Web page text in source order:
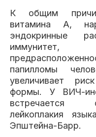
К общим
витамина А,
эндокринные
иммунитет,
папилломы
увеличивает
формы. У ВИЧ-
встречается
лейкоплакия
Эпштейна-Барр.